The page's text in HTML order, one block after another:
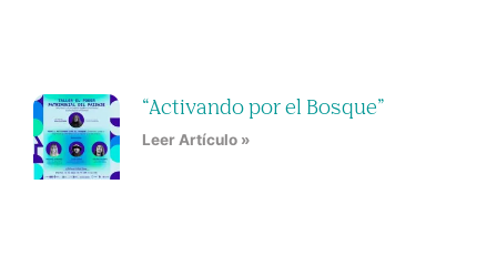
“Activando por el Bosque”
Leer Artículo »